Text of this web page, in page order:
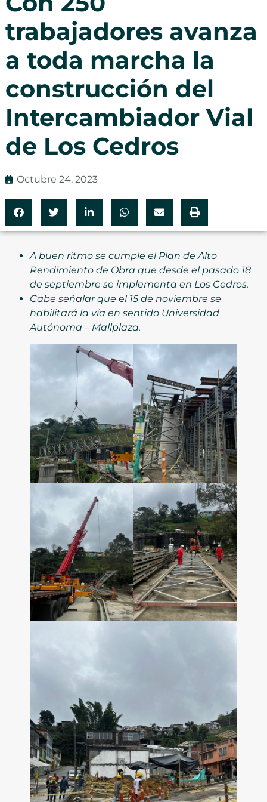
trabajadores avanza
a toda marcha la
construcción del
Intercambiador Vial
de Los Cedros
Octubre 24, 2023
A buen ritmo se cumple el Plan de Alto
Rendimiento de Obra que desde el pasado 18
de septiembre se implementa en Los Cedros.
Cabe señalar que el 15 de noviembre se
habilitará la vía en sentido Universidad
Autónoma – Mallplaza.